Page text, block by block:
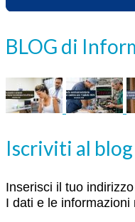
BLOG di
Iscriviti al
Inserisci il tuo
I dati e le